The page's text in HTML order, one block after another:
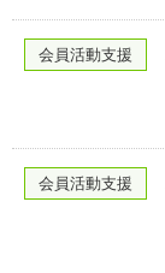
会員活動支援
会員活動支援